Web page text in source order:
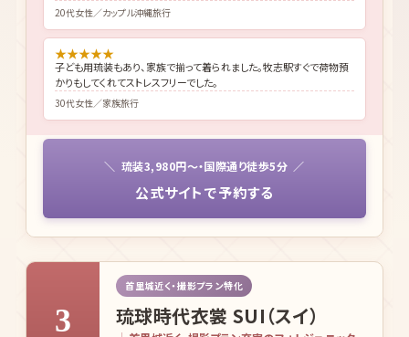
20代女性／カップル沖縄旅行
★★★★★
子ども用琉装もあり、家族で揃って着られました。牧志駅すぐで荷物預
かりもしてくれてストレスフリーでした。
30代女性／家族旅行
琉装3,980円〜・国際通り徒歩5分
公式サイトで予約する
3
首里城近く・撮影プラン特化
琉球時代衣裳 SUI（スイ）